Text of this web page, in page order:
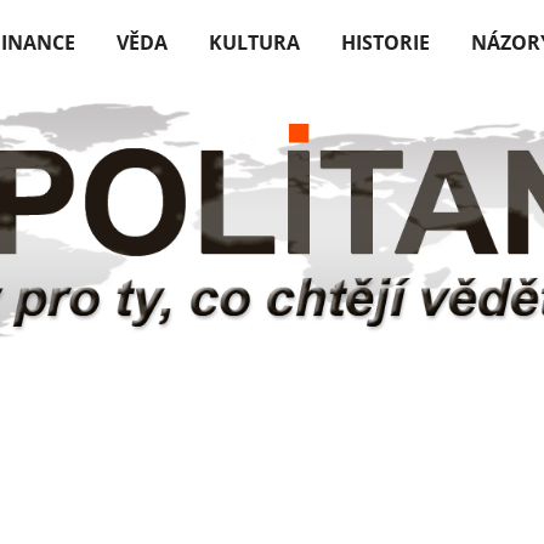
VĚDA KULTURA HISTORIE